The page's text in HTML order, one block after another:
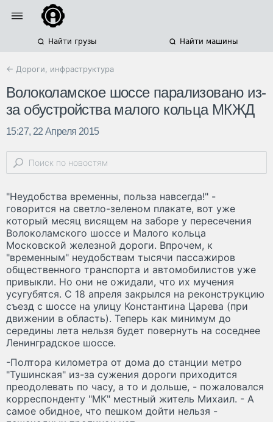
Найти грузы Найти машины
← Дороги, инфраструктура
Волоколамское шоссе парализовано из-
за обустройства малого кольца МКЖД
15:27, 22 Апреля 2015
"Неудобства временны, польза навсегда!" -
говорится на светло-зеленом плакате, вот уже
который месяц висящем на заборе у пересечения
Волоколамского шоссе и Малого кольца
Московской железной дороги. Впрочем, к
"временным" неудобствам тысячи пассажиров
общественного транспорта и автомобилистов уже
привыкли. Но они не ожидали, что их мучения
усугубятся. С 18 апреля закрылся на реконструкцию
съезд с шоссе на улицу Константина Царева (при
движении в область). Теперь как минимум до
середины лета нельзя будет повернуть на соседнее
Ленинградское шоссе.
-Полтора километра от дома до станции метро
"Тушинская" из-за сужения дороги приходится
преодолевать по часу, а то и дольше, - пожаловался
корреспонденту "МК" местный житель Михаил. - А
самое обидное, что пешком дойти нельзя -